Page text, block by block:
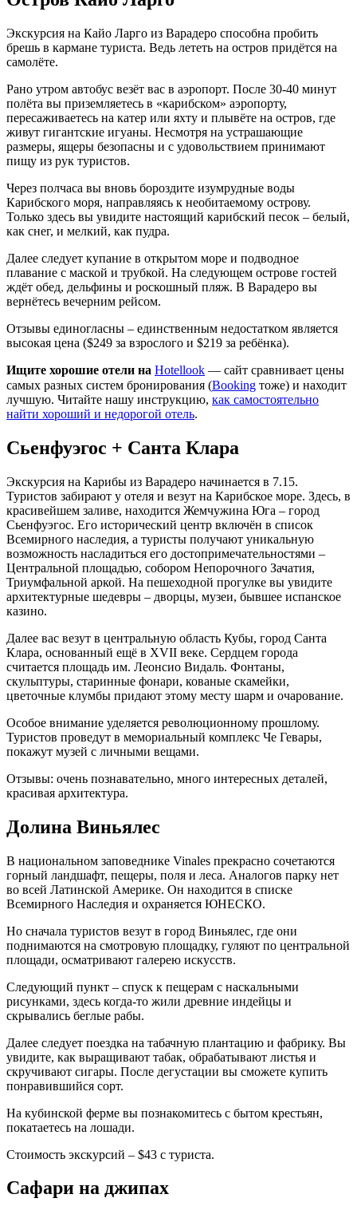
Экскурсия на Кайо Ларго из Варадеро способна пробить
брешь в кармане туриста. Ведь лететь на остров придётся на
самолёте.
Рано утром автобус везёт вас в аэропорт. После 30-40 минут
полёта вы приземляетесь в «карибском» аэропорту,
пересаживаетесь на катер или яхту и плывёте на остров, где
живут гигантские игуаны. Несмотря на устрашающие
размеры, ящеры безопасны и с удовольствием принимают
пищу из рук туристов.
Через полчаса вы вновь бороздите изумрудные воды
Карибского моря, направляясь к необитаемому острову.
Только здесь вы увидите настоящий карибский песок – белый,
как снег, и мелкий, как пудра.
Далее следует купание в открытом море и подводное
плавание с маской и трубкой. На следующем острове гостей
ждёт обед, дельфины и роскошный пляж. В Варадеро вы
вернётесь вечерним рейсом.
Отзывы единогласны – единственным недостатком является
высокая цена ($249 за взрослого и $219 за ребёнка).
Ищите хорошие отели на Hotellook — сайт сравнивает цены
самых разных систем бронирования (Booking тоже) и находит
лучшую. Читайте нашу инструкцию, как самостоятельно
найти хороший и недорогой отель.
Сьенфуэгос + Санта Клара
Экскурсия на Карибы из Варадеро начинается в 7.15.
Туристов забирают у отеля и везут на Карибское море. Здесь, в
красивейшем заливе, находится Жемчужина Юга – город
Сьенфуэгос. Его исторический центр включён в список
Всемирного наследия, а туристы получают уникальную
возможность насладиться его достопримечательностями –
Центральной площадью, собором Непорочного Зачатия,
Триумфальной аркой. На пешеходной прогулке вы увидите
архитектурные шедевры – дворцы, музеи, бывшее испанское
казино.
Далее вас везут в центральную область Кубы, город Санта
Клара, основанный ещё в XVII веке. Сердцем города
считается площадь им. Леонсио Видаль. Фонтаны,
скульптуры, старинные фонари, кованые скамейки,
цветочные клумбы придают этому месту шарм и очарование.
Особое внимание уделяется революционному прошлому.
Туристов проведут в мемориальный комплекс Че Гевары,
покажут музей с личными вещами.
Отзывы: очень познавательно, много интересных деталей,
красивая архитектура.
Долина Виньялес
В национальном заповеднике Vinales прекрасно сочетаются
горный ландшафт, пещеры, поля и леса. Аналогов парку нет
во всей Латинской Америке. Он находится в списке
Всемирного Наследия и охраняется ЮНЕСКО.
Но сначала туристов везут в город Виньялес, где они
поднимаются на смотровую площадку, гуляют по центральной
площади, осматривают галерею искусств.
Следующий пункт – спуск к пещерам с наскальными
рисунками, здесь когда-то жили древние индейцы и
скрывались беглые рабы.
Далее следует поездка на табачную плантацию и фабрику. Вы
увидите, как выращивают табак, обрабатывают листья и
скручивают сигары. После дегустации вы сможете купить
понравившийся сорт.
На кубинской ферме вы познакомитесь с бытом крестьян,
покатаетесь на лошади.
Стоимость экскурсий – $43 с туриста.
Сафари на джипах